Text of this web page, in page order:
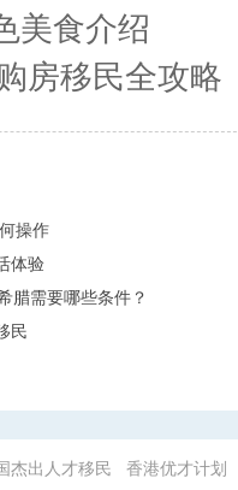
美食介绍
房移民全攻略
操作
体验
腊需要哪些条件？
民
杰出人才移民 香港优才计划